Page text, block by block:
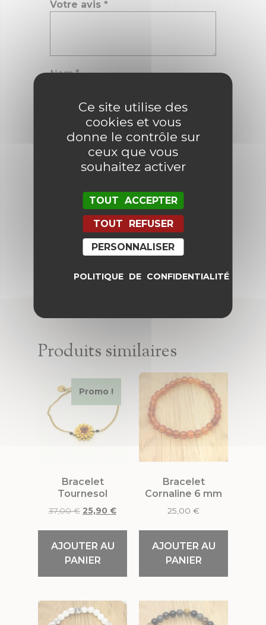
Votre avis *
Nom*
pour mon prochain commentaire.
Produits similaires
Promo !
Bracelet
Tournesol
37,00€ 25,90 €
AJOUTER AU
PANIER
Bracelet
Cornaline 6 mm
25,00 €
AJOUTER AU
PANIER
Ce site utilise des
cookies et vous
donne le contrôle sur
ceux que vous
souhaitez activer
TOUT ACCEPTER
TOUT REFUSER
PERSONNALISER
POLITIQUE DE CONFIDENTIALITÉ